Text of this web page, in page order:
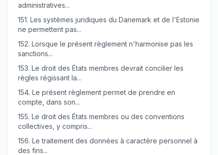
administratives...
151. Les systèmes juridiques du Danemark et de l'Estonie
ne permettent pas...
152. Lorsque le présent règlement n'harmonise pas les
sanctions...
153. Le droit des États membres devrait concilier les
règles régissant la...
154. Le présent règlement permet de prendre en
compte, dans son...
155. Le droit des États membres ou des conventions
collectives, y compris...
156. Le traitement des données à caractère personnel à
des fins...